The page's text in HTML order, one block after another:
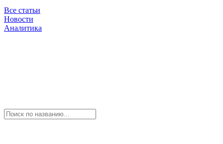
Все статьи
Новости
Аналитика